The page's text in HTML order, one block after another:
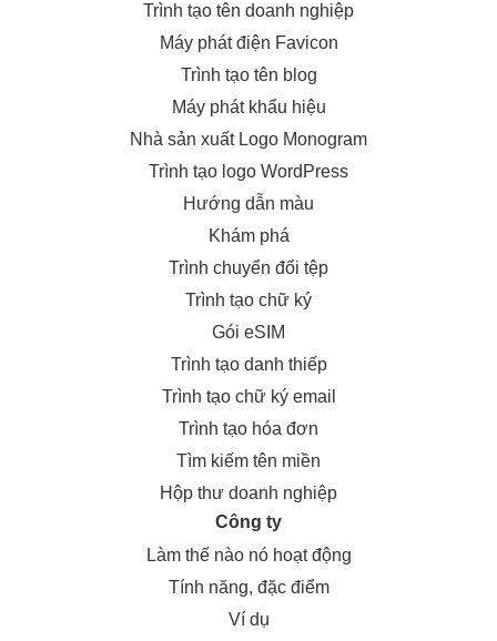
Trình tạo tên doanh nghiệp
Máy phát điện Favicon
Trình tạo tên blog
Máy phát khẩu hiệu
Nhà sản xuất Logo Monogram
Trình tạo logo WordPress
Hướng dẫn màu
Khám phá
Trình chuyển đổi tệp
Trình tạo chữ ký
Gói eSIM
Trình tạo danh thiếp
Trình tạo chữ ký email
Trình tạo hóa đơn
Tìm kiếm tên miền
Hộp thư doanh nghiệp
Công ty
Làm thế nào nó hoạt động
Tính năng, đặc điểm
Ví dụ